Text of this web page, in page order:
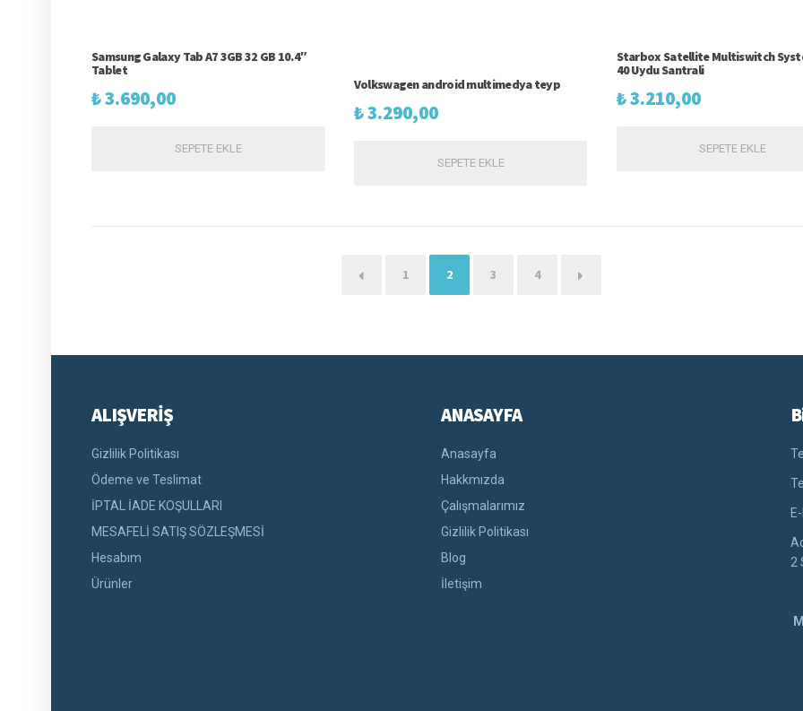
Samsung Galaxy Tab A7 3GB 32 GB 10.4″
Tablet
₺3.690,00
SEPETE EKLE
Volkswagen android multimedya teyp
₺3.290,00
SEPETE EKLE
Starbox Satellite Multiswitch
40 Uydu Santrali
₺3.210,00
SEPETE EKLE
← 1 2 3 4 →
ALIŞVERİŞ
Gizlilik Politikası
Ödeme ve Teslimat
İPTAL İADE KOŞULLARI
MESAFELİ SATIŞ SÖZLEŞMESİ
Hesabım
Ürünler
ANASAYFA
Anasayfa
Hakkmızda
Çalışmalarımız
Gizlilik Politikası
Blog
İletişim
2